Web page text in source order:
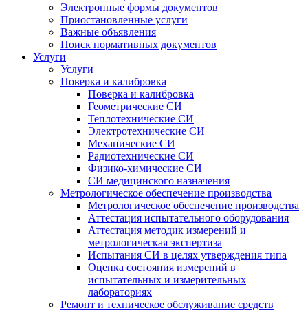
Электронные формы документов
Приостановленные услуги
Важные объявления
Поиск нормативных документов
Услуги
Услуги
Поверка и калибровка
Поверка и калибровка
Геометрические СИ
Теплотехнические СИ
Электротехнические СИ
Механические СИ
Радиотехнические СИ
Физико-химические СИ
СИ медицинского назначения
Метрологическое обеспечение производства
Метрологическое обеспечение производства
Аттестация испытательного оборудования
Аттестация методик измерений и
метрологическая экспертиза
Испытания СИ в целях утверждения типа
Оценка состояния измерений в
испытательных и измерительных
лабораториях
Ремонт и техническое обслуживание средств